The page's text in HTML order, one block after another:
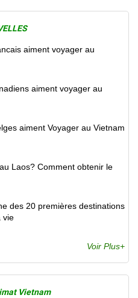
aiment voyager au
aiment voyager au
aiment Voyager au Vietnam
Laos? Comment obtenir le
des 20 premières destinations
vie
Voir Plus+
Vietnam